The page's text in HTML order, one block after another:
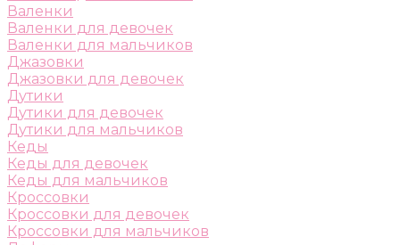
Валенки
Валенки для девочек
Валенки для мальчиков
Джазовки
Джазовки для девочек
Дутики
Дутики для девочек
Дутики для мальчиков
Кеды
Кеды для девочек
Кеды для мальчиков
Кроссовки
Кроссовки для девочек
Кроссовки для мальчиков